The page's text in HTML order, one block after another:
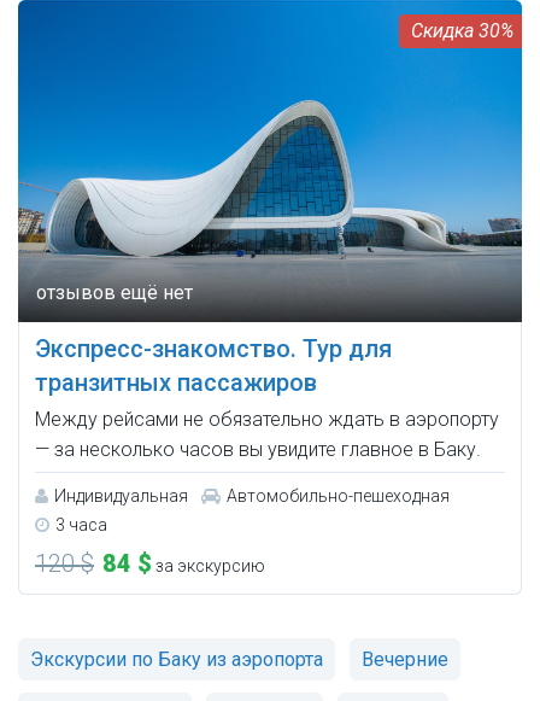
30%
Экспресс-знакомство. Тур для
транзитных пассажиров
Между рейсами не обязательно ждать в аэропорту
— за несколько часов вы увидите главное в Баку.
Индивидуальная
Автомобильно-пешеходная
3 часа
120 $ 84 $ за экскурсию
Экскурсии по Баку из аэропорта Вечерние